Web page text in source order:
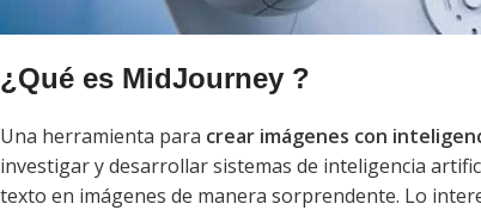
¿Qué es MidJourney ?
Una herramienta para crear imágenes con
investigar y desarrollar sistemas de inteligencia
texto en imágenes de manera sorprendente. Lo